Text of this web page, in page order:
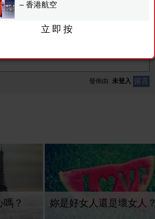
面授權不得自行轉載全文內容，但歡迎於社交媒體轉載連結。
發佈由: 未登入 留言
？ 妳是好女人還是壞女人？
– 香港航空
立即按